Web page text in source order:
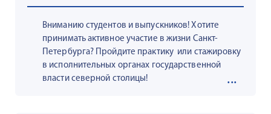
Вниманию студентов и выпускников! Хотите
принимать активное участие в жизни Санкт-
Петербурга? Пройдите практику или стажировку
в исполнительных органах государственной
власти северной столицы!